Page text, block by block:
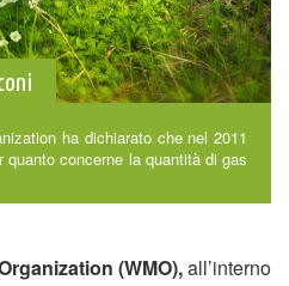
ha dichiarato che nel 2011
concerne la quantità di gas
(WMO),all’interno